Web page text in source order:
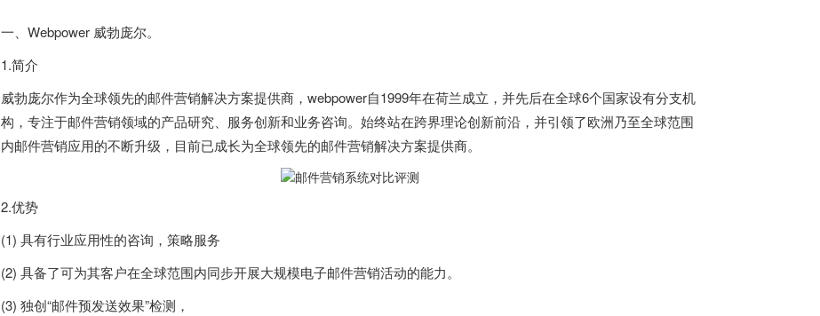
一、Webpower 威勃庞尔。
1.简介
威勃庞尔作为全球领先的邮件营销解决方案提供商，webpower自1999年在荷兰成立，并先后在全球6个国家设有分支机
构，专注于邮件营销领域的产品研究、服务创新和业务咨询。始终站在跨界理论创新前沿，并引领了欧洲乃至全球范围
内邮件营销应用的不断升级，目前已成长为全球领先的邮件营销解决方案提供商。
2.优势
(1) 具有行业应用性的咨询，策略服务
(2) 具备了可为其客户在全球范围内同步开展大规模电子邮件营销活动的能力。
(3) 独创“邮件预发送效果”检测，